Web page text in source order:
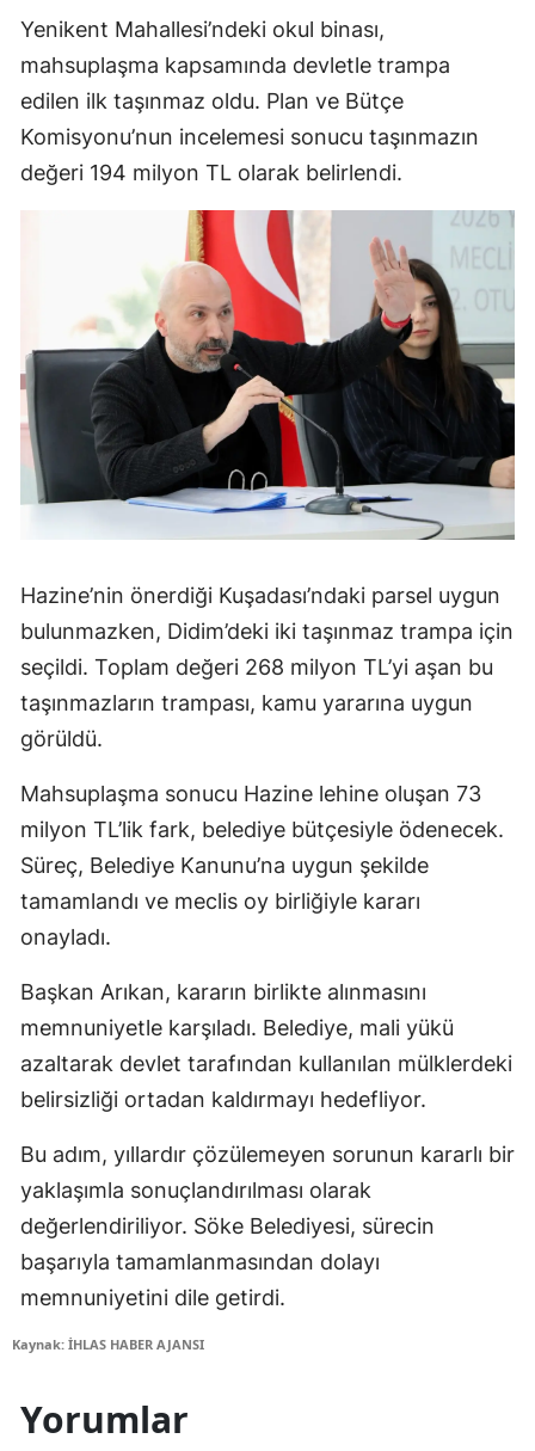
Yenikent Mahallesi’ndeki okul binası,
mahsuplaşma kapsamında devletle trampa
edilen ilk taşınmaz oldu. Plan ve Bütçe
Komisyonu’nun incelemesi sonucu taşınmazın
değeri 194 milyon TL olarak belirlendi.
Hazine’nin önerdiği Kuşadası’ndaki parsel uygun
bulunmazken, Didim’deki iki taşınmaz trampa için
seçildi. Toplam değeri 268 milyon TL’yi aşan bu
taşınmazların trampası, kamu yararına uygun
görüldü.
Mahsuplaşma sonucu Hazine lehine oluşan 73
milyon TL’lik fark, belediye bütçesiyle ödenecek.
Süreç, Belediye Kanunu’na uygun şekilde
tamamlandı ve meclis oy birliğiyle kararı
onayladı.
Başkan Arıkan, kararın birlikte alınmasını
memnuniyetle karşıladı. Belediye, mali yükü
azaltarak devlet tarafından kullanılan mülklerdeki
belirsizliği ortadan kaldırmayı hedefliyor.
Bu adım, yıllardır çözülemeyen sorunun kararlı bir
yaklaşımla sonuçlandırılması olarak
değerlendiriliyor. Söke Belediyesi, sürecin
başarıyla tamamlanmasından dolayı
memnuniyetini dile getirdi.
Kaynak: İHLAS HABER AJANSI
Yorumlar